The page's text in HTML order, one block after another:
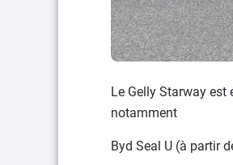
Le Gelly Starway est
notamment
Byd Seal U (à partir